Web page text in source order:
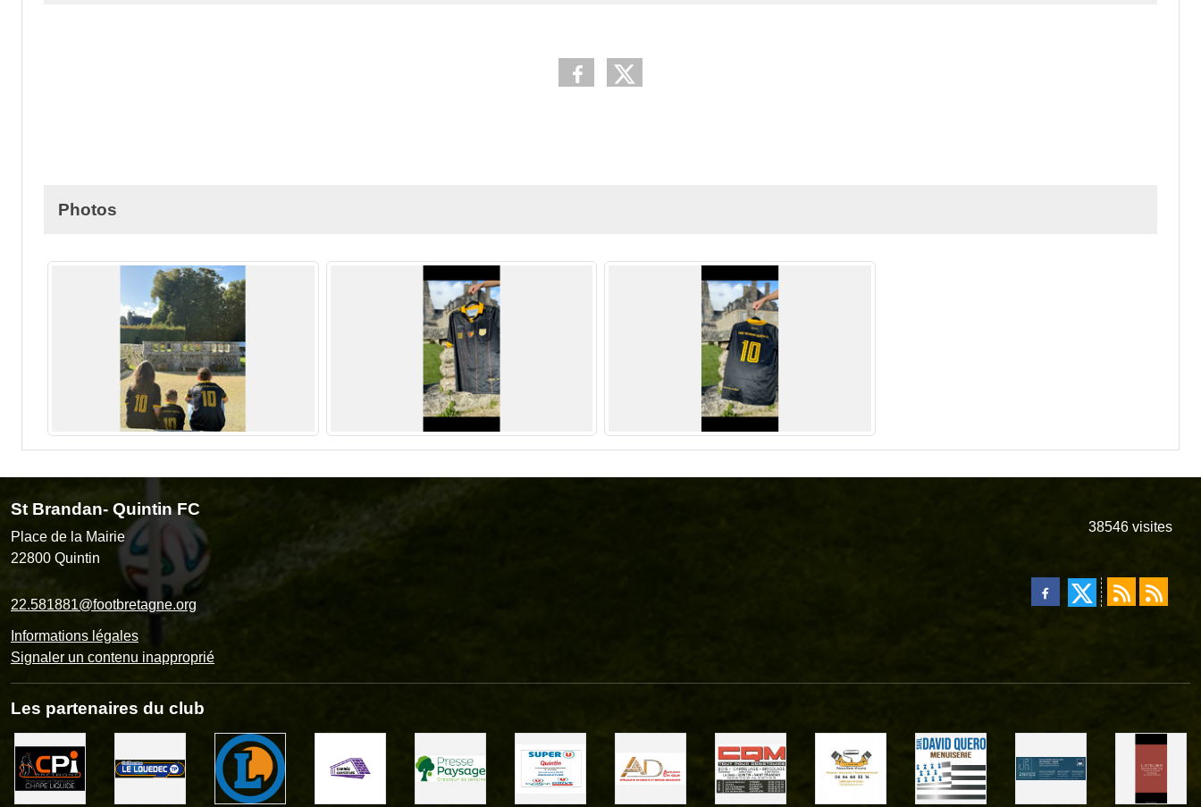
Photos
St Brandan- Quintin FC
Place de la Mairie
22800 Quintin
22.581881@footbretagne.org
Informations légales
Signaler un contenu inapproprié
38546 visites
Les partenaires du club